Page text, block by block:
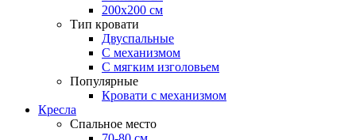
200х200 см
Тип кровати
Двуспальные
С механизмом
С мягким изголовьем
Популярные
Кровати с механизмом
Кресла
Спальное место